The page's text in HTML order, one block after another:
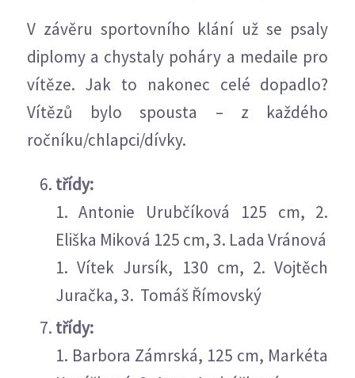
V závěru sportovního klání už se psaly
diplomy a chystaly poháry a medaile pro
vítěze. Jak to nakonec celé dopadlo?
Vítězů bylo spousta – z každého
ročníku/chlapci/dívky.
třídy:
1. Antonie Urubčíková 125 cm, 2.
Eliška Miková 125 cm, 3. Lada Vránová
1. Vítek Jursík, 130 cm, 2. Vojtěch
Juračka, 3. Tomáš Římovský
třídy:
1. Barbora Zámrská, 125 cm, Markéta